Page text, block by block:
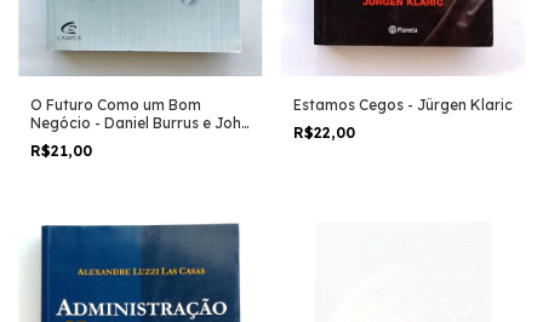
O Futuro Como um Bom
Negócio - Daniel Burrus e John
David Mann
R$21,00
Estamos Cegos - Jürgen Klaric
R$22,00